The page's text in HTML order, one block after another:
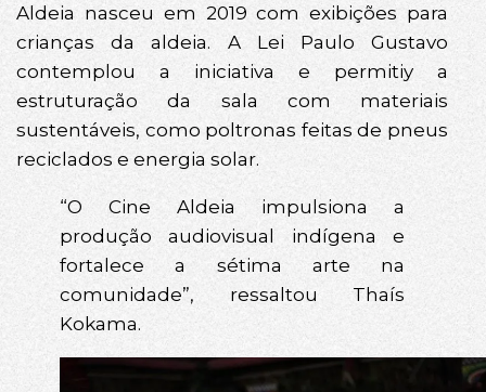
Aldeia nasceu em 2019 com exibições para
crianças da aldeia. A Lei Paulo Gustavo
contemplou a iniciativa e permitiy a
estruturação da sala com materiais
sustentáveis, como poltronas feitas de pneus
reciclados e energia solar.
“O Cine Aldeia impulsiona a
produção audiovisual indígena e
fortalece a sétima arte na
comunidade”, ressaltou Thaís
Kokama.